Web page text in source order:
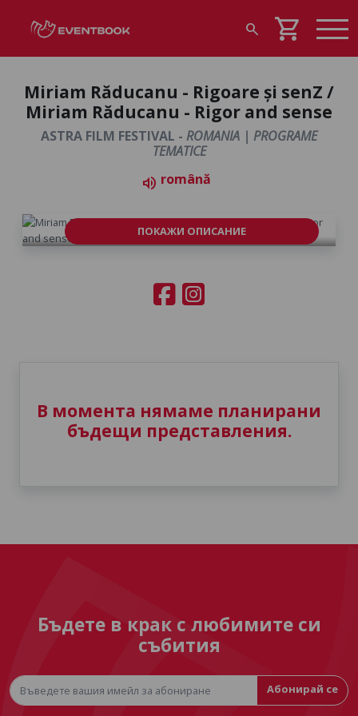
search shopping_cart
Miriam Răducanu - Rigoare și senZ /
Miriam Răducanu - Rigor and sense
ASTRA FILM FESTIVAL - ROMANIA | PROGRAME
TEMATICE
volume_up română
ПОКАЖИ ОПИСАНИЕ
В момента нямаме планирани
бъдещи представления.
Бъдете в крак с любимите си
събития
Абонирай се